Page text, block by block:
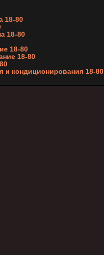
18-80
18-80
18-80
18-80
и кондиционирования 18-80